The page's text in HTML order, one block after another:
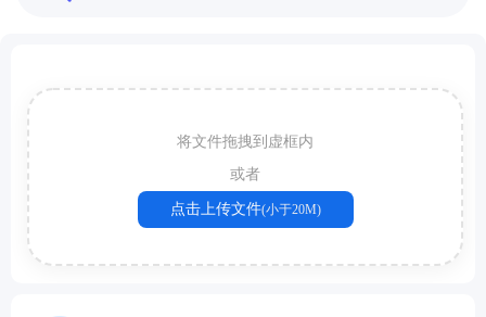
数据换算工具
将文件拖拽到虚框内
或者
点击上传文件(小于20M)